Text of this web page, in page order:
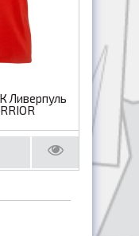
Ливерпуль